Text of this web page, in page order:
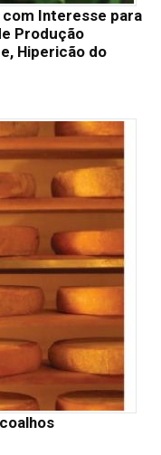
Interesse para
Produção
Hipericão do